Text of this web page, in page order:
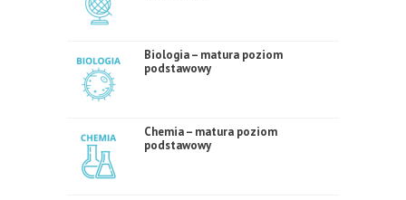
Biologia – matura poziom
podstawowy
Chemia – matura poziom
podstawowy